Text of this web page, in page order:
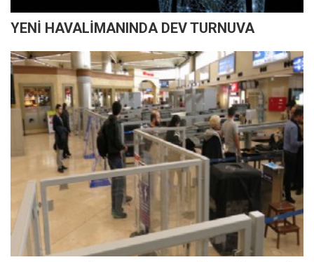
YENİ HAVALİMANINDA DEV TURNUVA